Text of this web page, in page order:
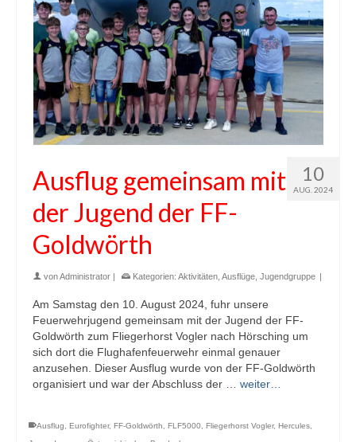
10
AUG. 2024
Ausflug gemeinsam mit
der Jugend der FF-
Goldwörth
vonAdministrator | Kategorien: Aktivitäten Ausflüge Jugendgruppe |
Am Samstag den 10. August 2024, fuhr unsere
Feuerwehrjugend gemeinsam mit der Jugend der FF-
Goldwörth zum Fliegerhorst Vogler nach Hörsching um
sich dort die Flughafenfeuerwehr einmal genauer
anzusehen. Dieser Ausflug wurde von der FF-Goldwörth
organisiert und war der Abschluss der … weiter…
Ausflug Eurofighter, FF-Goldwörth FLF5000 Fliegerhorst Vogler, Hercules